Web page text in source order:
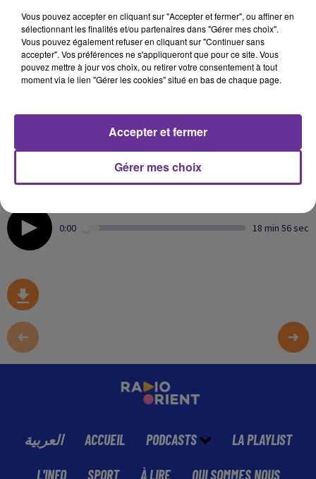
RÉPUBLICAINS DANS L’EURE
LB
PLURIEL, le rendez-vous politique du mercredi 29 mars
PLURIEL avecEdouard Varin, conseiller municipal
d’opposition à Gaillon, responsable des Jeunes
Républicains dans l’Eure et conseiller national Les
0:00 18 min 56 sec
العربية ACCUEIL PODCASTS LA PLAYLIST
L'INFO SPORT À LIRE QUI SOMMES NOUS
Vous pouvez accepter en cliquant sur "Accepter et fermer", ou affiner en
sélectionnant les finalités et/ou partenaires dans "Gérer mes choix".
Vous pouvez également refuser en cliquant sur "Continuer sans
accepter". Vos préférences ne s'appliqueront que pour ce site. Vous
pouvez mettre à jour vos choix, ou retirer votre consentement à tout
moment via le lien "Gérer les cookies" situé en bas de chaque page.
Gérer mes choix
Accepter et fermer